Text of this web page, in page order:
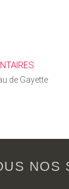
de Gayette
NOS